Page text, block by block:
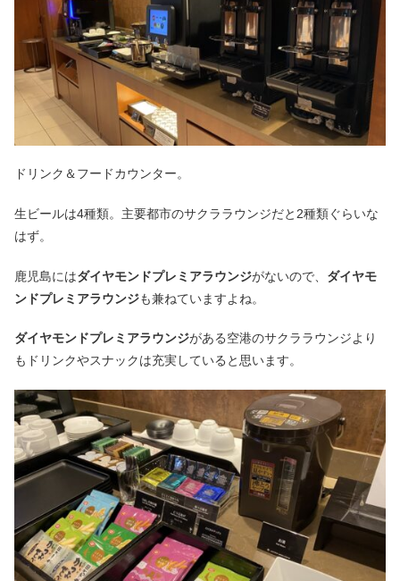
ドリンク＆フードカウンター。
生ビールは4種類。主要都市のサクララウンジだと2種類ぐらいな
はず。
鹿児島にはダイヤモンドプレミアラウンジがないので、 ダイヤモ
ンドプレミアラウンジも兼ねていますよね。
ダイヤモンドプレミアラウンジがある空港のサクララウンジより
もドリンクやスナックは充実していると思います。